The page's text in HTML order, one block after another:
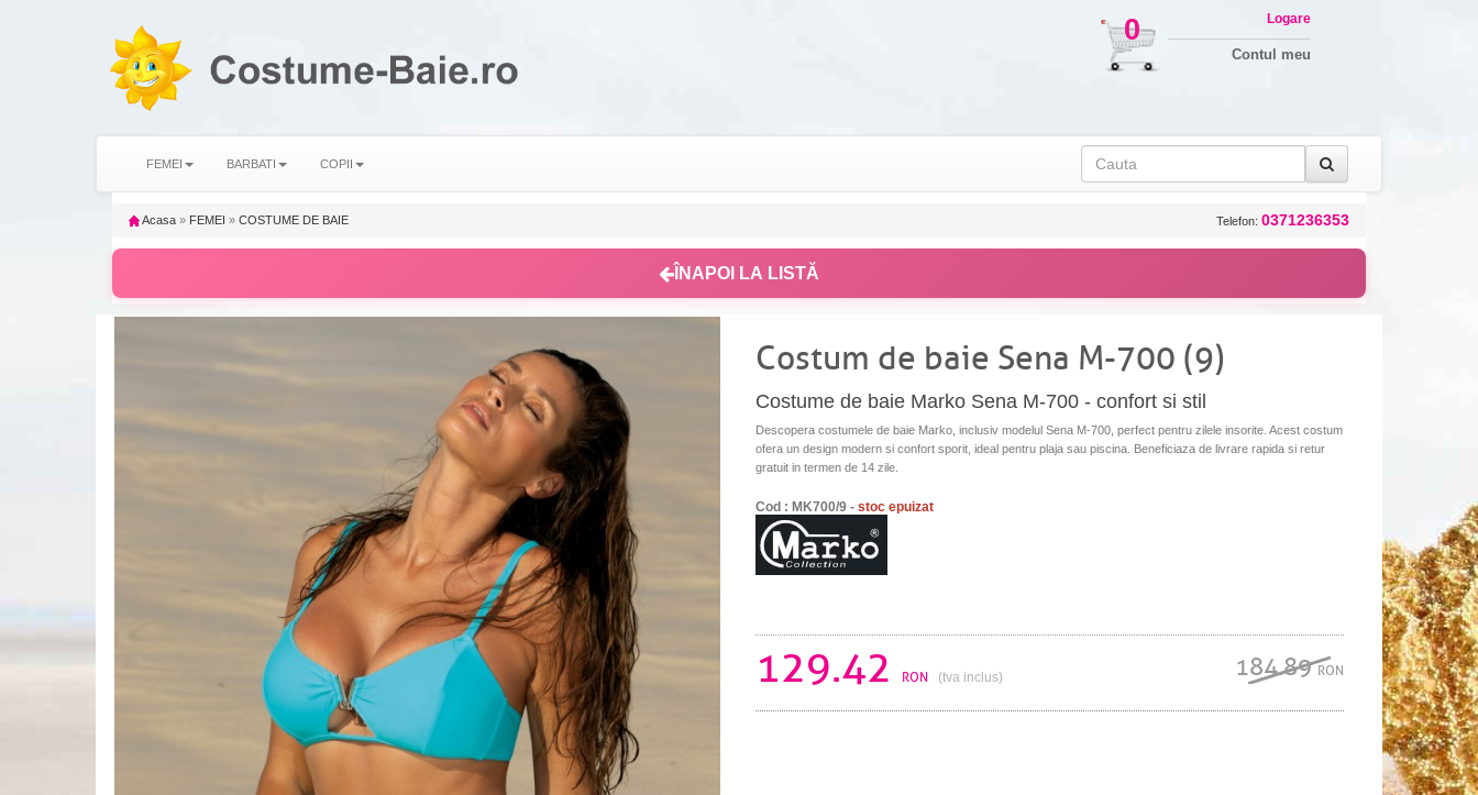
0 Logare
Contul meu
FEMEI BARBATI COPII
Acasa » FEMEI » COSTUME DE BAIE Telefon: 0371236353
ÎNAPOI LA LISTĂ
Costum de baie Sena M-700 (9)
Costume de baie Marko Sena M-700 - confort si stil
Descopera costumele de baie Marko, inclusiv modelul Sena M-700, perfect pentru zilele insorite. Acest costum
ofera un design modern si confort sporit, ideal pentru plaja sau piscina. Beneficiaza de livrare rapida si retur
gratuit in termen de 14 zile.
Cod : MK700/9 - stoc epuizat
129.42 RON (tva inclus) 184.89RON